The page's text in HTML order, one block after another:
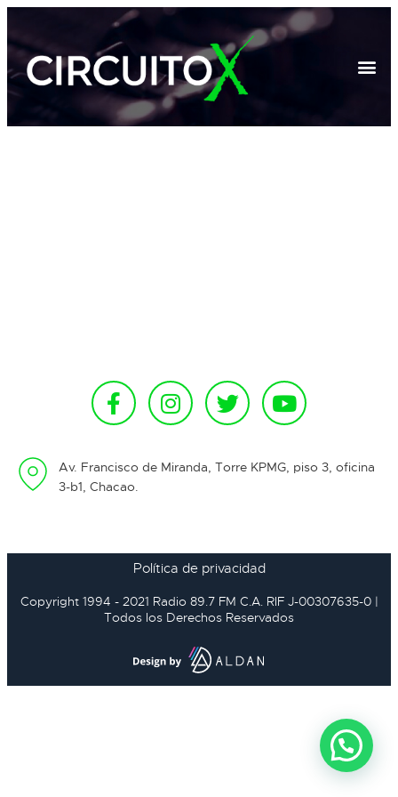
Av. Francisco de Miranda, Torre KPMG, piso 3, oficina
3-b1, Chacao.
Política de privacidad
Copyright 1994 - 2021 Radio 89.7 FM C.A. RIF J-00307635-0 |
Todos los Derechos Reservados